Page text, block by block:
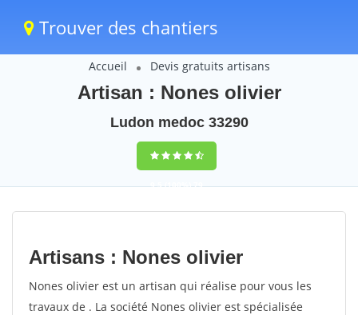
Trouver des chantiers
Accueil Devis gratuits artisans
Artisan : Nones olivier
Ludon medoc 33290
9,5(100%)79
votes
Artisans : Nones olivier
Nones olivier est un artisan qui réalise pour vous les
travaux de . La société Nones olivier est spécialisée